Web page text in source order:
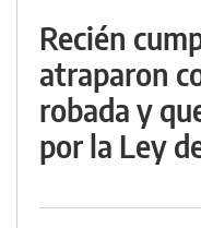
Recién
atraparon
robada y
por la Ley